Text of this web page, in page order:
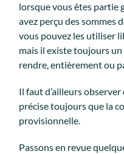
lorsque vous êtes partie
avez perçu des sommes
vous pouvez les utiliser
mais il existe toujours un
rendre, entièrement ou
Il faut d’ailleurs
précise toujours que la
provisionnelle.
Passons en revue